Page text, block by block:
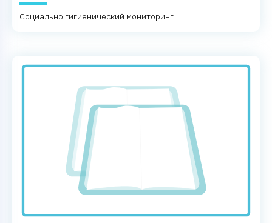
Социально гигиенический мониторинг